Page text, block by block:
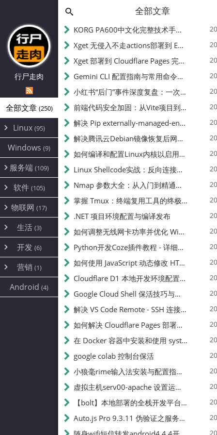
行尸走肉
全部文章 (250)
Linux (95)
Alpine
CentOS(17)
Debian(24)
ProxmoxVE
Ubuntu(7)
Windows (9)
服务端 (109)
环境配置
DD重装(3)
加速优化(34)
面板(12)
容器
游戏 (7)
饥荒(7)
云服务商(4)
WEB源码(6)
建站(5)
软件 (105)
安全(12)
办公(4)
图片 (2)
文件
系统 (35)
AI(10)
物联网 (17)
路由器
随身wifi(1)
mobile(14)
刷机
magisk
生活 (3)
线报
sim卡(1)
开发 (6)
编译
JavaScript(2)
python(2)
营销 (1)
公关(1)
SEO(1)
Android (4)
全部文章
KORG PA600中文化完整技术手册 - 从逆向到实现的全流程指南
Xget 无侵入不走actions部署到 EdgeOne Pages 指南
Xget 部署到 Cloudflare Pages 完整指南 - 无需修改源码的构建配置
Gemini CLI 配置指南与常用命令中文翻译 | API Key、MCP、代理设置
小红书“后门”事件深度复盘：一次沉默危机下的品牌、技术与流程三重考验
前端代码安全加固：从Vite项目到纯静态页面的深度混淆技术备忘
解决 Pip externally-managed-environment 错误：临时与永久绕过方案
解决腾讯云Debian镜像恢复后网络不通问题
如何编译和配置Linux内核以启用BBR2 | 内核编译教程
Linux Shellcode实战：反向连接、持久化、免杀技术详解（MSF,Cobalt Strike）- 从原理到C加载器实现
Nmap 参数大全：从入门到精通，掌握网络扫描的核心技巧
掌握 Tmux：终端复用工具的终极指南
.NET 项目环境配置与编译发布
如何调整无线网卡功率并优化 Wifite 的功率设置
Python开发Coze插件教程 - 详细步骤与注意事项
如何使用 JavaScript 动态修改 HTML 中的权限文本 | 前端开发教程
Cloudflare D1 本地开发环境配置指南 | CF Pages Local Development Guide
Google Cloud Shell 保活技巧与配额时间查看方法
解决 VS Code Remote - SSH 连接失败问题：从权限问题到成功启动
如何解决 Cloudflare Pages 部署中的 API Token 权限问题
在 Docker 容器中安装和使用 systemctl 的完整指南
google colab 控制台保活
小狼毫rime输入法安装与配置指南：从基础到高级自定义
虚拟主机serv00-apache 设置运行目录
【bolt】本地部署的全栈开发平台，支持本地及众多API，本地一键生成应用，部署教程
Auto.js Pro 9.3.11 伪验证之服务器接口 Nginx 版
📝
250
篇文章
✍️
231k
总字数
👥